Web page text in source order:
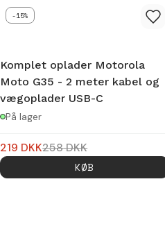
-15%
Komplet oplader Motorola
Moto G35 - 2 meter kabel og
vægoplader USB-C
På lager
219 DKK258DKK
KØB